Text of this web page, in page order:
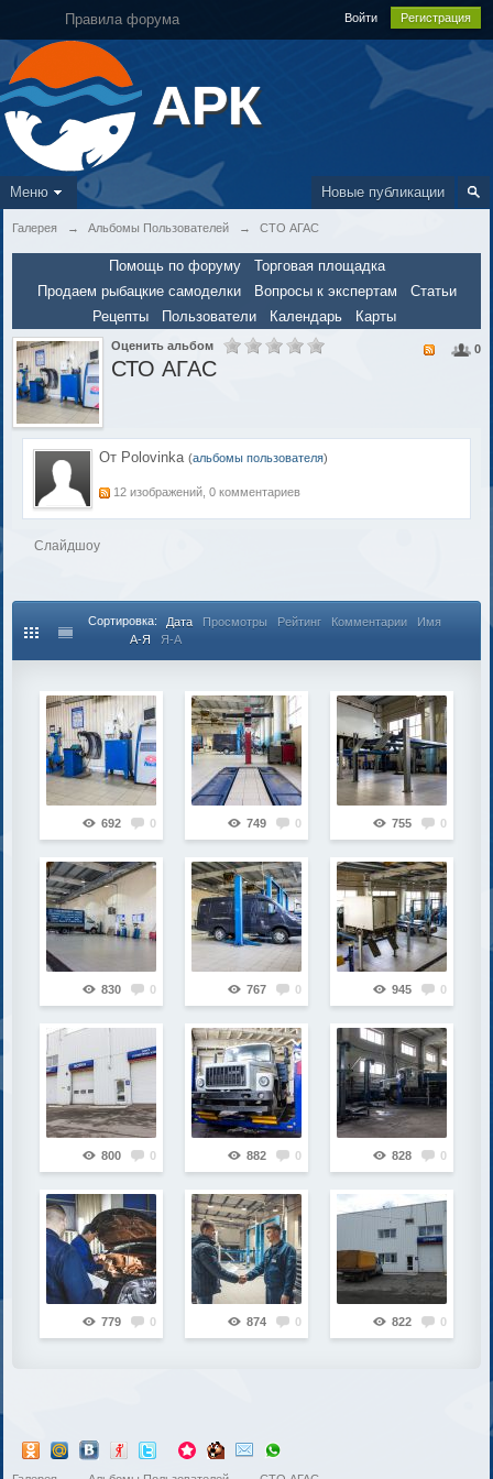
Правила форума Войти Регистрация
АРК
Новые публикации
Меню
Галерея → Альбомы Пользователей → СТО АГАС
Помощь по форуму
Торговая площадка
Продаем рыбацкие самоделки
Вопросы к экспертам
Статьи
Рецепты
Пользователи Календарь Карты
0
Оценить альбом
СТО АГАС
От Polovinka(альбомы пользователя)
12 изображений, 0 комментариев
Слайдшоу
Сортировка: Дата Просмотры Рейтинг Комментарии
Имя
А-Я
Я-А
692 0 749 0 755 0
830 0 767 0 945 0
800 0 882 0 828 0
779 0 874 0 822 0